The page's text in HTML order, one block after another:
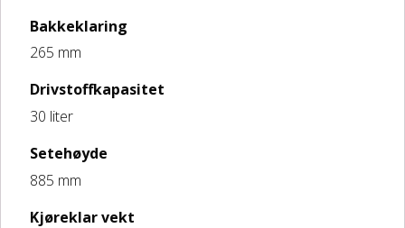
Bakkeklaring
265 mm
Drivstoffkapasitet
30 liter
Setehøyde
885 mm
Kjøreklar vekt